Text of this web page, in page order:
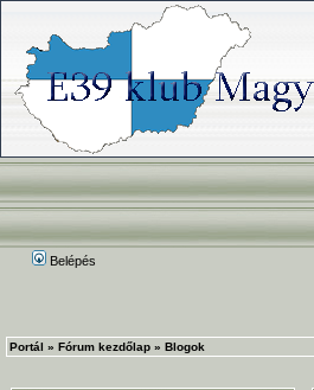
Belépés
Portál » Fórum kezdőlap » Blogok